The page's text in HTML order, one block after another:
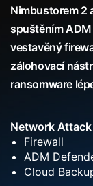
Nimbustorem 2
spuštěním
vestavěný
zálohovací
ransomware
Network
Firewall
ADM
Cloud